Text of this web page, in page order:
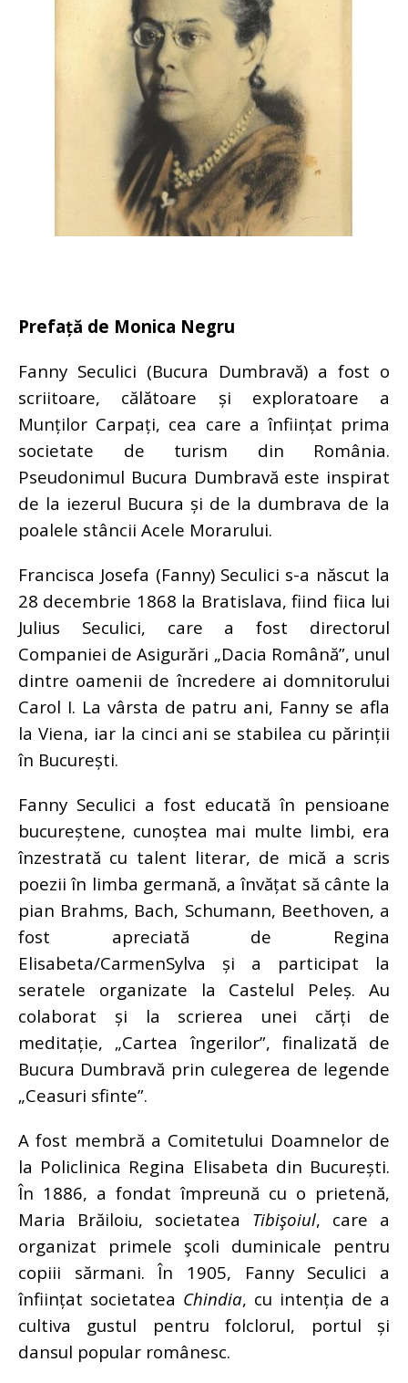
Prefață de Monica Negru
Fanny Seculici (Bucura Dumbravă) a fost o
scriitoare, călătoare și exploratoare a
Munților Carpați, cea care a înființat prima
societate de turism din România.
Pseudonimul Bucura Dumbravă este inspirat
de la iezerul Bucura și de la dumbrava de la
poalele stâncii Acele Morarului.
Francisca Josefa (Fanny) Seculici s-a născut la
28 decembrie 1868 la Bratislava, fiind fiica lui
Julius Seculici, care a fost directorul
Companiei de Asigurări „Dacia Română”, unul
dintre oamenii de încredere ai domnitorului
Carol I. La vârsta de patru ani, Fanny se afla
la Viena, iar la cinci ani se stabilea cu părinții
în București.
Fanny Seculici a fost educată în pensioane
bucureștene, cunoștea mai multe limbi, era
înzestrată cu talent literar, de mică a scris
poezii în limba germană, a învățat să cânte la
pian Brahms, Bach, Schumann, Beethoven, a
fost apreciată de Regina
Elisabeta/CarmenSylva și a participat la
seratele organizate la Castelul Peleș. Au
colaborat și la scrierea unei cărți de
meditație, „Cartea îngerilor”, finalizată de
Bucura Dumbravă prin culegerea de legende
„Ceasuri sfinte”.
A fost membră a Comitetului Doamnelor de
la Policlinica Regina Elisabeta din București.
În 1886, a fondat împreună cu o prietenă,
Maria Brăiloiu, societatea Tibişoiul, care a
organizat primele şcoli duminicale pentru
copiii sărmani. În 1905, Fanny Seculici a
înființat societatea Chindia, cu intenția de a
cultiva gustul pentru folclorul, portul și
dansul popular românesc.